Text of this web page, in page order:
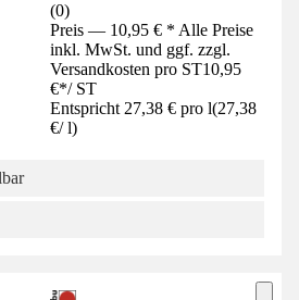
(0)
Preis — 10,95 € * Alle Preise
inkl. MwSt. und ggf. zzgl.
Versandkosten pro ST10,95
€*/ ST
Entspricht 27,38 € pro l(27,38
€/ l)